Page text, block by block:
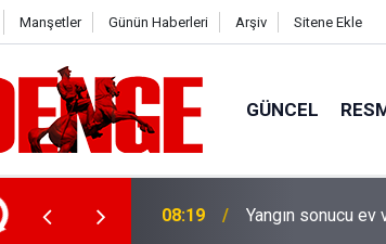
Manşetler Günün Haberleri Arşiv Sitene Ekle
GÜNCEL
08:19 Yangın sonucu